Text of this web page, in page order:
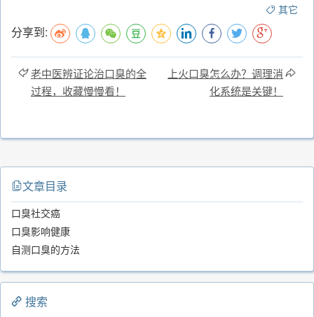
其它
分享到:
老中医辨证论治口臭的全
过程，收藏慢慢看！
上火口臭怎么办？调理消
化系统是关键！
文章目录
口臭社交癌
口臭影响健康
自测口臭的方法
搜索